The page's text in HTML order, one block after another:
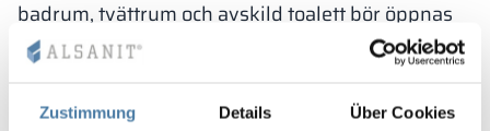
Zustimmung Details Über Cookies
badrum, tvättrum och avskild toalett bör öppnas
utåt från rummet, ha, med förbehåll för § 75
karmens ljus, och i den nedre delen – öppningar